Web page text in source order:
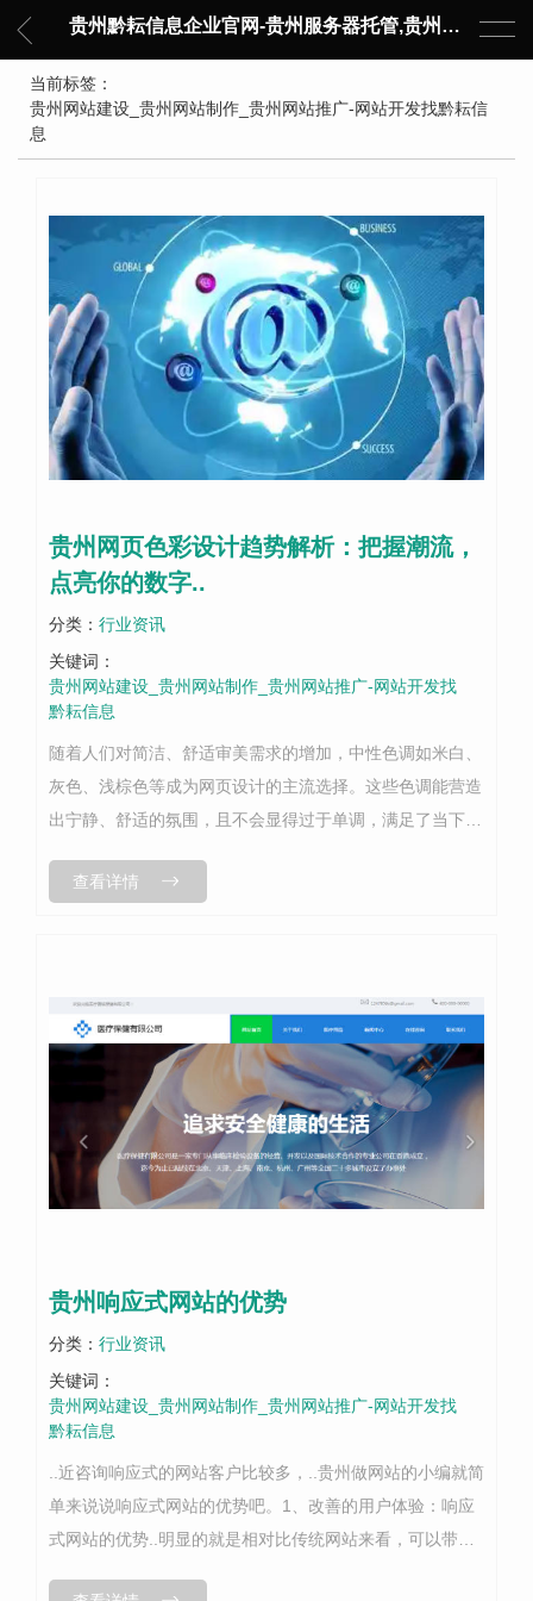
贵州黔耘信息企业官网-贵州服务器托管,贵州主机托管,云服务器托管,数据中心托管,网络设备托管,服务器租用,托管服务提供商,服务器管理-黔耘信息 贵州数据中心机柜租用-专业贵州IDC托管服务器维修
当前标签：
贵州网站建设_贵州网站制作_贵州网站推广-网站开发找黔耘信
息
贵州网页色彩设计趋势解析：把握潮流，
点亮你的数字..
分类： 行业资讯
关键词：
贵州网站建设_贵州网站制作_贵州网站推广-网站开发找
黔耘信息
随着人们对简洁、舒适审美需求的增加，中性色调如米白、
灰色、浅棕色等成为网页设计的主流选择。这些色调能营造
出宁静、舒适的氛围，且不会显得过于单调，满足了当下人
上，适当运用饱和色彩进行点缀，可...
查看详情
贵州响应式网站的优势
分类： 行业资讯
关键词：
贵州网站建设_贵州网站制作_贵州网站推广-网站开发找
黔耘信息
..近咨询响应式的网站客户比较多，..贵州做网站的小编就简
单来说说响应式网站的优势吧。1、改善的用户体验：响应
式网站的优势..明显的就是相对比传统网站来看，可以带给